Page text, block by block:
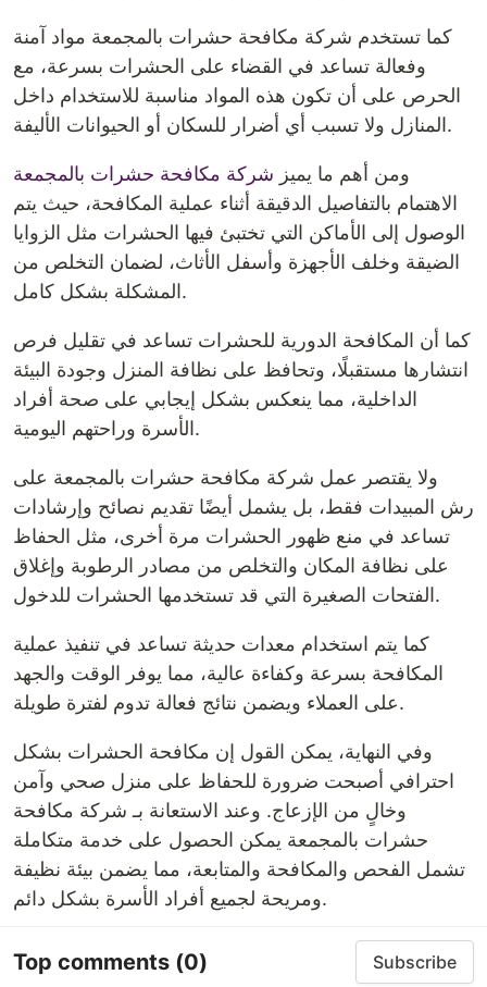
كما تستخدم شركة مكافحة حشرات بالمجمعة مواد آمنة
وفعالة تساعد في القضاء على الحشرات بسرعة، مع
الحرص على أن تكون هذه المواد مناسبة للاستخدام داخل
المنازل ولا تسبب أي أضرار للسكان أو الحيوانات الأليفة.
ومن أهم ما يميز شركة مكافحة حشرات بالمجمعة
الاهتمام بالتفاصيل الدقيقة أثناء عملية المكافحة، حيث يتم
الوصول إلى الأماكن التي تختبئ فيها الحشرات مثل الزوايا
الضيقة وخلف الأجهزة وأسفل الأثاث، لضمان التخلص من
المشكلة بشكل كامل.
كما أن المكافحة الدورية للحشرات تساعد في تقليل فرص
انتشارها مستقبلًا، وتحافظ على نظافة المنزل وجودة البيئة
الداخلية، مما ينعكس بشكل إيجابي على صحة أفراد
الأسرة وراحتهم اليومية.
ولا يقتصر عمل شركة مكافحة حشرات بالمجمعة على
رش المبيدات فقط، بل يشمل أيضًا تقديم نصائح وإرشادات
تساعد في منع ظهور الحشرات مرة أخرى، مثل الحفاظ
على نظافة المكان والتخلص من مصادر الرطوبة وإغلاق
الفتحات الصغيرة التي قد تستخدمها الحشرات للدخول.
كما يتم استخدام معدات حديثة تساعد في تنفيذ عملية
المكافحة بسرعة وكفاءة عالية، مما يوفر الوقت والجهد
على العملاء ويضمن نتائج فعالة تدوم لفترة طويلة.
وفي النهاية، يمكن القول إن مكافحة الحشرات بشكل
احترافي أصبحت ضرورة للحفاظ على منزل صحي وآمن
وخالٍ من الإزعاج. وعند الاستعانة بـ شركة مكافحة
حشرات بالمجمعة يمكن الحصول على خدمة متكاملة
تشمل الفحص والمكافحة والمتابعة، مما يضمن بيئة نظيفة
ومريحة لجميع أفراد الأسرة بشكل دائم.
Top comments (0) Subscribe